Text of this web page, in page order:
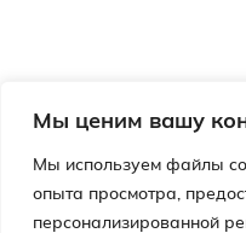
Мы ценим вашу
Мы используем файлы
опыта просмотра,
персонализированной